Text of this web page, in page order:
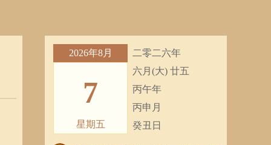
2026年8月
7
星期五
二零二六年
六月(大) 廿五
丙午年
丙申月
癸丑日